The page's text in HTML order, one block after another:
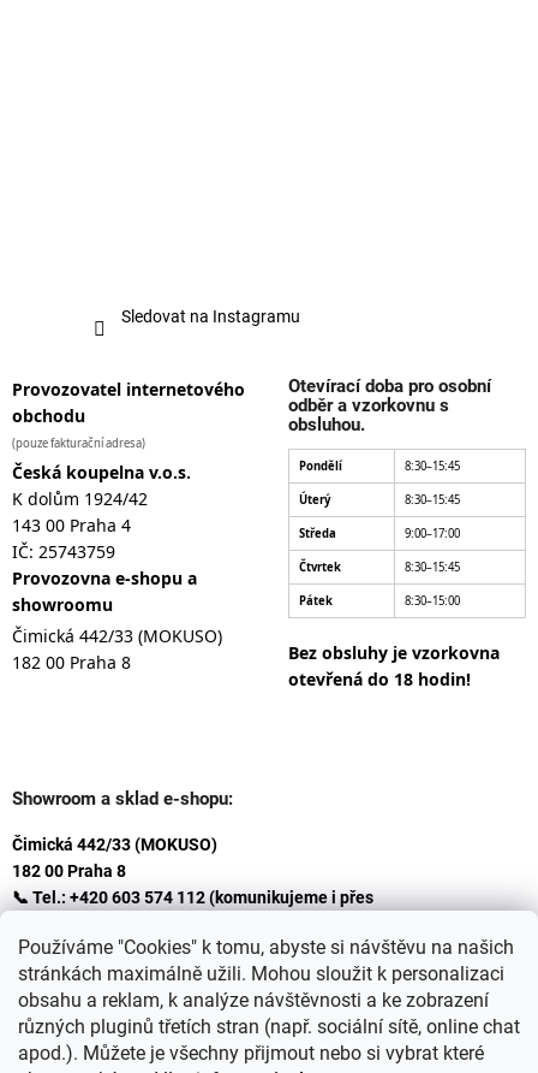
Používáme "Cookies" k tomu, abyste si návštěvu na našich
stránkách maximálně užili. Mohou sloužit k personalizaci
obsahu a reklam, k analýze návštěvnosti a ke zobrazení
různých pluginů třetích stran (např. sociální sítě, online chat
apod.). Můžete je všechny přijmout nebo si vybrat které
Sledovat na Instagramu
Provozovatel internetového
obchodu
(pouze fakturační adresa)
Česká koupelna v.o.s.
K dolům 1924/42
143 00 Praha 4
IČ: 25743759
Provozovna e-shopu a
showroomu
Čimická 442/33 (MOKUSO)
182 00 Praha 8
Otevírací doba pro osobní
odběr a vzorkovnu s
obsluhou.
Pondělí 8:30–15:45
Úterý 8:30–15:45
Středa 9:00–17:00
Čtvrtek 8:30–15:45
Pátek 8:30–15:00
Bez obsluhy je vzorkovna
otevřená do 18 hodin!
Showroom a sklad e-shopu:
Čimická 442/33 (MOKUSO)
182 00 Praha 8
📞 Tel.: +420 603 574 112 (komunikujeme i přes
✉️ E-mail: info@ceskakoupelna.cz